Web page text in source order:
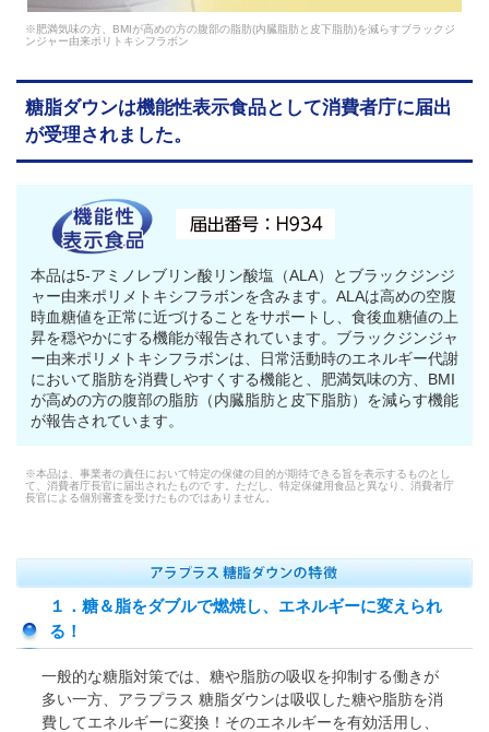
※肥満気味の方、BMIが高めの方の腹部の脂肪(内臓脂肪と皮下脂肪)を減らすブラックジ
ンジャー由来ポリトキシフラボン
糖脂ダウンは機能性表示食品として消費者庁に届出
が受理されました。
本品は5-アミノレブリン酸リン酸塩（ALA）とブラックジンジ
ャー由来ポリメトキシフラボンを含みます。ALAは高めの空腹
時血糖値を正常に近づけることをサポートし、食後血糖値の上
昇を穏やかにする機能が報告されています。ブラックジンジャ
ー由来ポリメトキシフラボンは、日常活動時のエネルギー代謝
において脂肪を消費しやすくする機能と、肥満気味の方、BMI
が高めの方の腹部の脂肪（内臓脂肪と皮下脂肪）を減らす機能
が報告されています。
※本品は、事業者の責任において特定の保健の目的が期待できる旨を表示するものとし
て、消費者庁長官に届出されたもので す。ただし、特定保健用食品と異なり、消費者庁
長官による個別審査を受けたものではありません。
１．糖＆脂をダブルで燃焼し、エネルギーに変えられ
る！
一般的な糖脂対策では、糖や脂肪の吸収を抑制する働きが
多い一方、アラプラス 糖脂ダウンは吸収した糖や脂肪を消
費してエネルギーに変換！そのエネルギーを有効活用し、